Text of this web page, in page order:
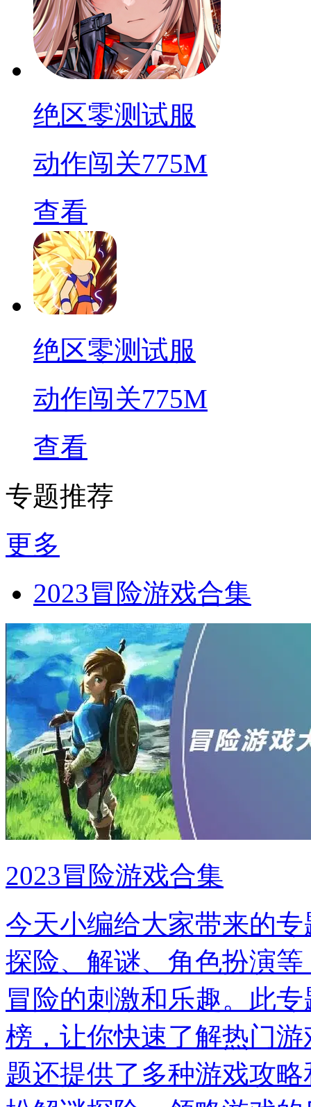
绝区零测试服
动作闯关775M
查看
绝区零测试服
动作闯关775M
查看
专题推荐
更多
2023冒险游戏合集
2023冒险游戏合集
今天小编给大家带来的
探险、解谜、角色扮演
冒险的刺激和乐趣。此
榜，让你快速了解热门
题还提供了多种游戏攻